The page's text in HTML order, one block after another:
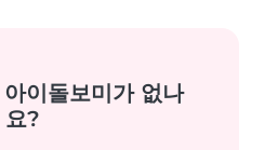
이돌보미가 없나
요?